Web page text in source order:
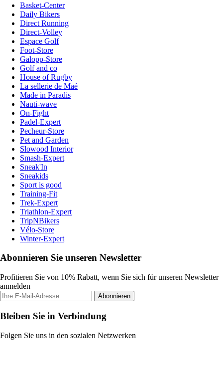
Basket-Center
Daily Bikers
Direct Running
Direct-Volley
Espace Golf
Foot-Store
Galopp-Store
Golf and co
House of Rugby
La sellerie de Maé
Made in Paradis
Nauti-wave
On-Fight
Padel-Expert
Pecheur-Store
Pet and Garden
Slowood Interior
Smash-Expert
Sneak'In
Sneakids
Sport is good
Training-Fit
Trek-Expert
Triathlon-Expert
TripNBikers
Vélo-Store
Winter-Expert
Abonnieren Sie unseren Newsletter
Profitieren Sie von 10% Rabatt, wenn Sie sich für unseren Newsletter
anmelden
Abonnieren
Bleiben Sie in Verbindung
Folgen Sie uns in den sozialen Netzwerken